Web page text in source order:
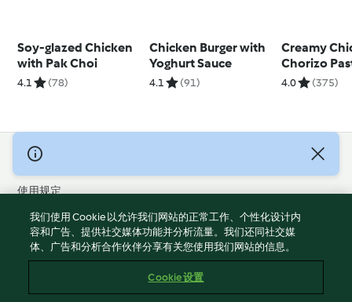
Soy-glazed Chicken
with Pak Choi
4.1 (78)
Chicken Burger with
Yoghurt Sauce
4.1 (91)
Creamy
Chorizo
4.0 (375)
© 版权 2026
使用规定
隐私政策
免责声明
版本说明
报告内容
我们使用 Cookie 以允许我们网站的正常工作、个性化设计内
容和广告、提供社交媒体功能并分析流量。我们还同社交媒
体、广告和分析合作伙伴分享有关您使用我们网站的信息。
Cookie 设置